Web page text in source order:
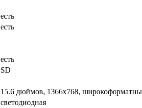
есть
есть
есть
SD
15.6 дюймов, 1366x768,
светодиодная